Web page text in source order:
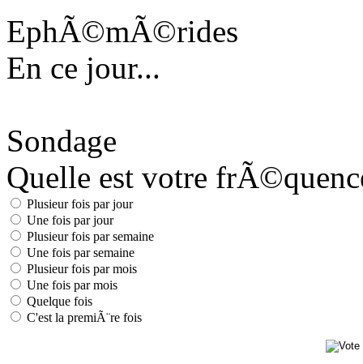
EphÃ©mÃ©rides
En ce jour...
Sondage
Quelle est votre
Plusieur fois par jour
Une fois par jour
Plusieur fois par semaine
Une fois par semaine
Plusieur fois par mois
Une fois par mois
Quelque fois
C'est la premiÃ¨re fois